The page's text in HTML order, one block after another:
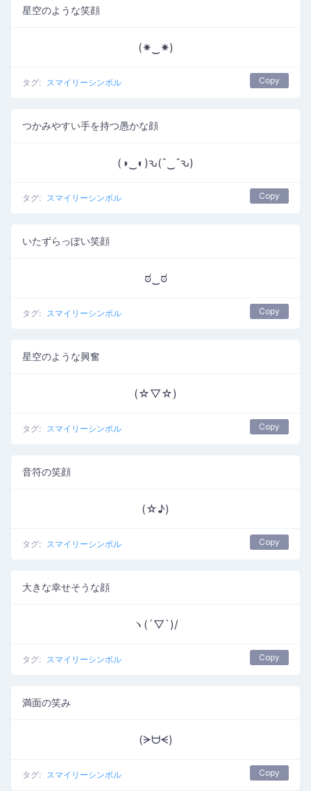
星空のような笑顔
(✷‿✷)
タグ: スマイリーシンボル Copy
つかみやすい手を持つ愚かな顔
(◑‿◐)ԅ(ˆ‿ˆԅ)
タグ: スマイリーシンボル Copy
いたずらっぽい笑顔
ಠ‿ಠ
タグ: スマイリーシンボル Copy
星空のような興奮
(☆▽☆)
タグ: スマイリーシンボル Copy
音符の笑顔
(☆♪)
タグ: スマイリーシンボル Copy
大きな幸せそうな顔
ヽ(´▽`)/
タグ: スマイリーシンボル Copy
満面の笑み
(ᗒᗨᗕ)
タグ: スマイリーシンボル Copy